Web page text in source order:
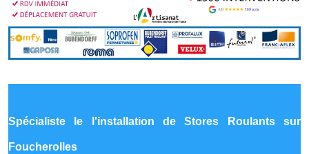
Spécialiste le l'installation de Stores Roulants sur
Foucherolles